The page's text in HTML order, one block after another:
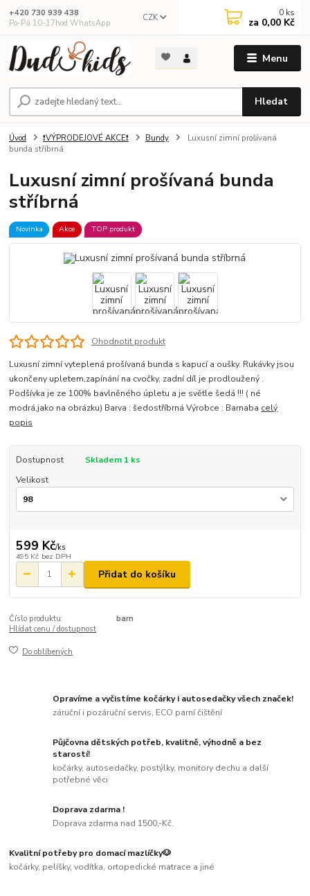
Menu
CZK
Hledat
+420 730 939 438
Po-Pá 10-17hod WhatsApp
0 ks
za 0,00 Kč
Úvod ❗VÝPRODEJOVÉ AKCE❗ Bundy
Luxusní zimní prošívaná
bunda stříbrná
Luxusní zimní prošívaná bunda
stříbrná
Novinka Akce TOP produkt
Ohodnotit produkt
Luxusní zimní vyteplená prošívaná bunda s kapucí a oušky. Rukávky jsou
ukončeny upletem,zapínání na cvočky, zadní díl je prodloužený .
Podšívka je ze 100% bavlněného úpletu a je světle šedá !!! ( né
modrá,jako na obrázku) Barva : šedostříbrná Výrobce : Barnaba celý
popis
Dostupnost
Skladem 1 ks
Velikost
599 Kč/ks
495 Kč bez DPH
Přidat do košíku
Číslo produktu:
barn
Hlídat cenu / dostupnost
Do oblíbených
Opravíme a vyčistíme kočárky i autosedačky všech značek!
záruční i pozáruční servis, ECO parní čištění
Půjčovna dětských potřeb, kvalitně, výhodně a bez
starostí!
kočárky, autosedačky, postýlky, monitory dechu a další
potřebné věci
Doprava zdarma !
Doprava zdarma nad 1500,-Kč.
Kvalitní potřeby pro domací mazlíčky🐶
kočárky, pelíšky, vodítka, ortopedické matrace a jiné